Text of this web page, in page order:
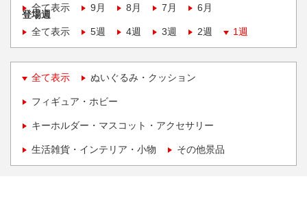
全て表示
9月 8月 7月 6月
登場週
全て表示
5週 4週 3週 2週 1週
全て表示 ぬいぐるみ・クッション
フィギュア・ホビー
キーホルダー・マスコット・アクセサリー
生活雑貨・インテリア・小物 その他景品